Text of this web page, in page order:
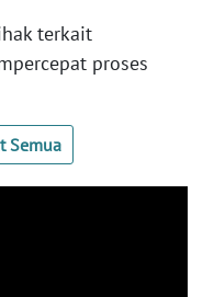
terkait
proses
Semua